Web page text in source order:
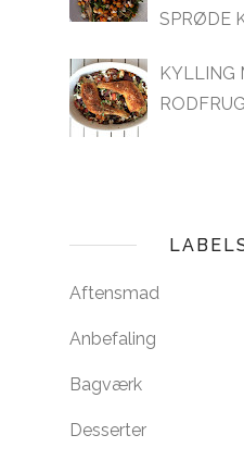
SPRØDE
KYLLING
Aftensmad
Anbefaling
Bagværk
Desserter